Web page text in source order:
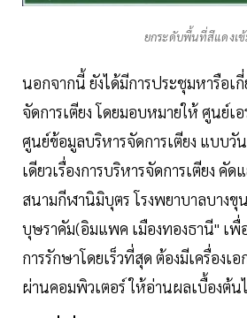
ยกระดับพื้นที่สีแดงเ
นอกจากนี้ ยังได้มีการประชุมหารือเ
จัดการเตียง โดยมอบหมายให้ ศูนย์เ
ศูนย์ข้อมูลบริหารจัดการเตียง แบบวั
เดียวเรื่องการบริหารจัดการเตียง คั
สนามกีฬานิมิบุตร โรงพยาบาลบาง
บุษราคัม(อิมแพค เมืองทองธานี" เพื่
การรักษาโดยเร็วที่สุด ต้องมีเครื่องเ
ผ่านคอมพิวเตอร์ ให้อ่านผลเบื้องต้น